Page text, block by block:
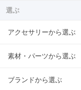
選ぶ
アクセサリーから選ぶ
素材・パーツから選ぶ
ブランドから選ぶ